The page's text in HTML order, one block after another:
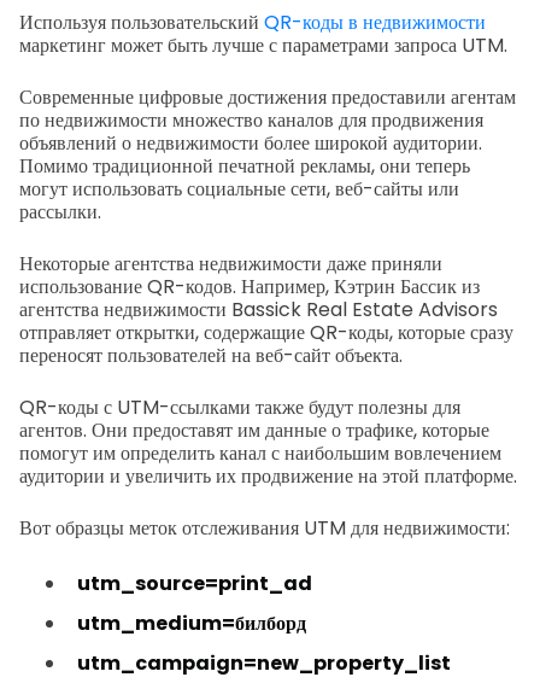
Используя пользовательский QR-коды в недвижимости
маркетинг может быть лучше с параметрами запроса UTM.
Современные цифровые достижения предоставили агентам
по недвижимости множество каналов для продвижения
объявлений о недвижимости более широкой аудитории.
Помимо традиционной печатной рекламы, они теперь
могут использовать социальные сети, веб-сайты или
рассылки.
Некоторые агентства недвижимости даже приняли
использование QR-кодов. Например, Кэтрин Бассик из
агентства недвижимости Bassick Real Estate Advisors
отправляет открытки, содержащие QR-коды, которые сразу
переносят пользователей на веб-сайт объекта.
QR-коды с UTM-ссылками также будут полезны для
агентов. Они предоставят им данные о трафике, которые
помогут им определить канал с наибольшим вовлечением
аудитории и увеличить их продвижение на этой платформе.
Вот образцы меток отслеживания UTM для недвижимости:
utm_source=print_ad
utm_medium=билборд
utm_campaign=new_property_list